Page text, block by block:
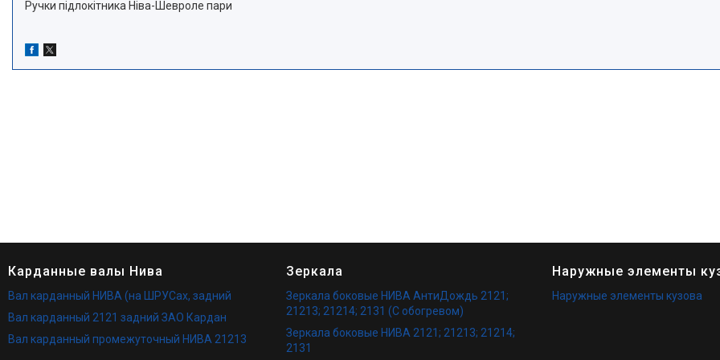
Ручки підлокітника Ніва-Шевроле пари
Карданные валы Нива
Вал карданный НИВА (на ШРУСах, задний
Вал карданный 2121 задний ЗАО Кардан
Вал карданный промежуточный НИВА 21213
Зеркала
Зеркала боковые НИВА АнтиДождь 2121;
21213; 21214; 2131 (С обогревом)
Зеркала боковые НИВА 2121; 21213; 21214;
2131
Наружные элементы
Наружные элементы кузова